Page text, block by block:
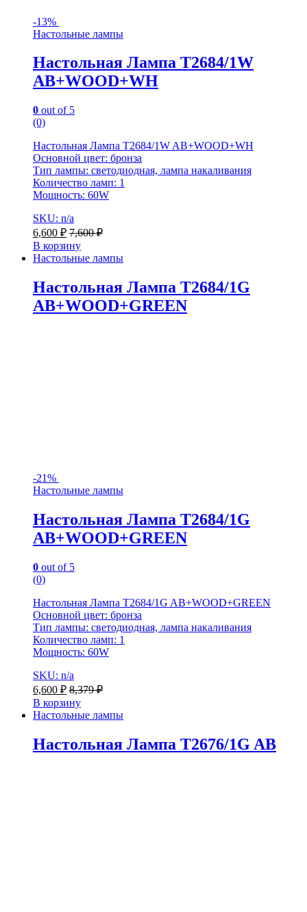
-13%
Настольные лампы
Настольная Лампа T2684/1W
AB+WOOD+WH
0 out of 5
(0)
Настольная Лампа T2684/1W AB+WOOD+WH
Основной цвет: бронза
Тип лампы: светодиодная, лампа накаливания
Количество ламп: 1
Мощность: 60W
SKU: n/a
6,600 ₽ 7,600₽
В корзину
Настольные лампы
Настольная Лампа T2684/1G
AB+WOOD+GREEN
-21%
Настольные лампы
Настольная Лампа T2684/1G
AB+WOOD+GREEN
0 out of 5
(0)
Настольная Лампа T2684/1G AB+WOOD+GREEN
Основной цвет: бронза
Тип лампы: светодиодная, лампа накаливания
Количество ламп: 1
Мощность: 60W
SKU: n/a
6,600 ₽ 8,379₽
В корзину
Настольные лампы
Настольная Лампа T2676/1G AB